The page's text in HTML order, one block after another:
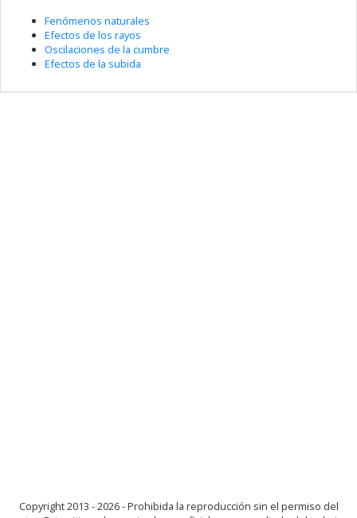
Fenómenos naturales
Efectos de los rayos
Oscilaciones de la cumbre
Efectos de la subida
Copyright 2013 - 2026 - Prohibida la reproducción sin el permiso del